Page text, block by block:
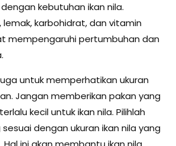
kebutuhan ikan nila.
lemak, karbohidrat, dan vitamin
mempengaruhi pertumbuhan dan
untuk memperhatikan ukuran
Jangan memberikan pakan yang
kecil untuk ikan nila. Pilihlah
dengan ukuran ikan nila yang